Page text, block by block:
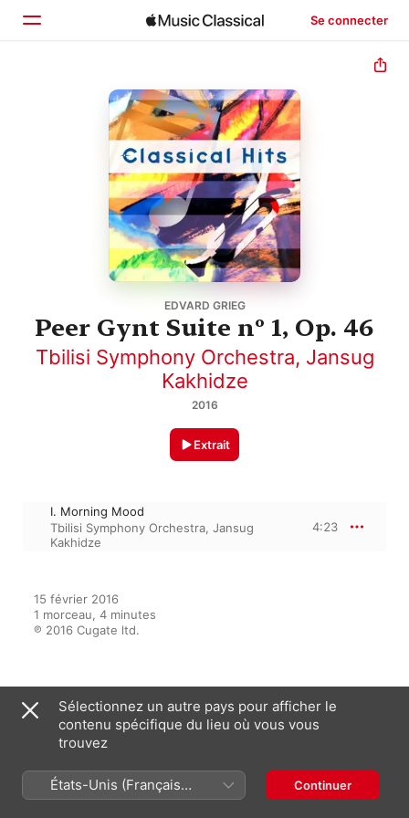
Se connecter
Accueil
Parcourir
Rechercher
EDVARD GRIEG
Peer Gynt Suite nº 1, Op. 46
Tbilisi Symphony Orchestra, Jansug
Kakhidze
2016
Extrait
I. Morning Mood
Tbilisi Symphony Orchestra, Jansug
Kakhidze
4:23
15 février 2016
1 morceau, 4 minutes
℗ 2016 Cugate ltd.
Sur l’album
Classical Hits
Tbilisi Symphony Orchestra
George
Vachnadze,Jansug Kakhidze
Sélectionnez un autre pays pour afficher le
contenu spécifique du lieu où vous vous
trouvez
États-Unis (Français
France)
Continuer